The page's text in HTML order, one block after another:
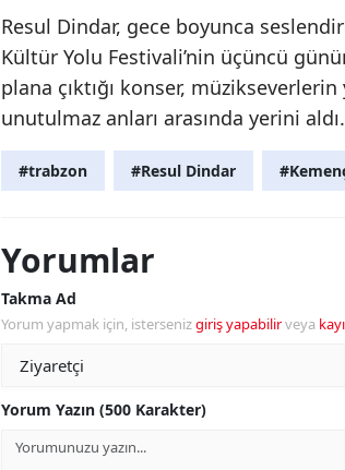
Resul Dindar, gece boyunca
Kültür Yolu Festivali’nin üçüncü
plana çıktığı konser,
unutulmaz anları arasında yerini aldı.
#trabzon #Resul Dindar
Yorumlar
Takma Ad
Yorum yapmak için, istersenizgiriş yapabilirveya
Yorum Yazın (500 Karakter)